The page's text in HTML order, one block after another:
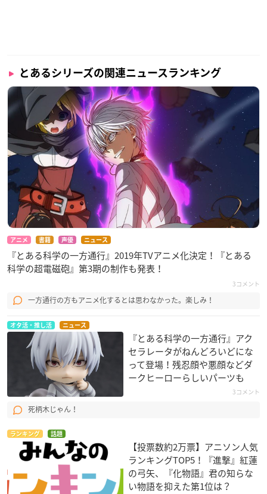
とあるシリーズの関連ニュースランキング
アニメ 書籍 声優 ニュース
『とある科学の一方通行』2019年TVアニメ化決定！『とある
科学の超電磁砲』第3期の制作も発表！
3コメント
一方通行の方もアニメ化するとは思わなかった。楽しみ！
オタ活・推し活 ニュース
『とある科学の一方通行』アク
セラレータがねんどろいどにな
って登場！残忍顔や悪顔などダ
ークヒーローらしいパーツも
3コメント
死柄木じゃん！
ランキング 話題
【投票数約2万票】アニソン人気
ランキングTOP5！『進撃』紅蓮
の弓矢、『化物語』君の知らな
い物語を抑えた第1位は？